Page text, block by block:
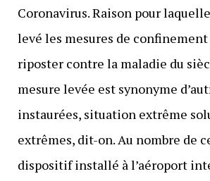
Coronavirus. Raison pour
levé les mesures de
riposter contre la maladie du
mesure levée est synonyme
instaurées, situation extrême
extrêmes, dit-on. Au nombre de
dispositif installé à l’aéroport